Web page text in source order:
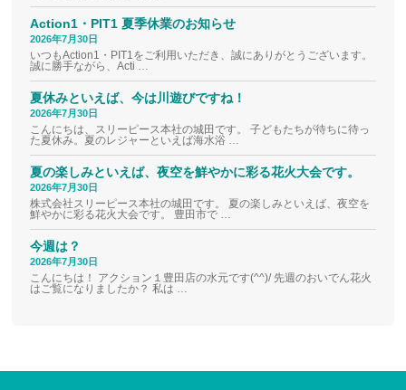
Action1・PIT1 夏季休業のお知らせ
2026年7月30日
いつもAction1・PIT1をご利用いただき、誠にありがとうございます。
誠に勝手ながら、Acti …
夏休みといえば、今は川遊びですね！
2026年7月30日
こんにちは、スリーピース本社の城田です。 子どもたちが待ちに待っ
た夏休み。夏のレジャーといえば海水浴 …
夏の楽しみといえば、夜空を鮮やかに彩る花火大会です。
2026年7月30日
株式会社スリーピース本社の城田です。 夏の楽しみといえば、夜空を
鮮やかに彩る花火大会です。 豊田市で …
今週は？
2026年7月30日
こんにちは！ アクション１豊田店の水元です(^^)/ 先週のおいでん花火
はご覧になりましたか？ 私は …